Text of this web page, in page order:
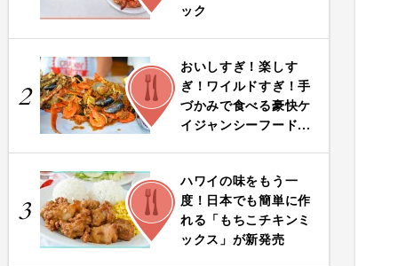
ック
2
FOOD
おいしすぎ！楽しす
ぎ！ワイルドすぎ！手
づかみで食べる豪快ケ
イジャンシーフード...
3
FOOD
ハワイの味をもう一
度！日本でも簡単に作
れる「もちこチキンミ
ックス」が新発売